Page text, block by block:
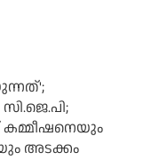
അടക്കം